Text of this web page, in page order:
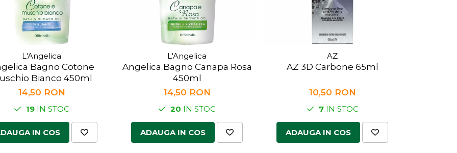
L'Angelica
Bagno Cotone
Bianco 450ml
14,50 RON
19 IN STOC
IN COS
L'Angelica
Angelica Bagno Canapa Rosa
450ml
14,50 RON
20 IN STOC
ADAUGA IN COS
AZ
AZ 3D Carbone 65ml
10,50 RON
7IN STOC
ADAUGA IN COS